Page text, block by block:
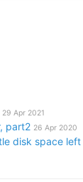
29 Apr 2021
part2 26 Apr 2020
disk space left